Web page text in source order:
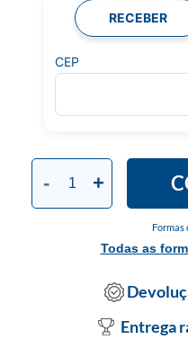
Formas
Todas as
- +
RECEBER
CEP
Entrega